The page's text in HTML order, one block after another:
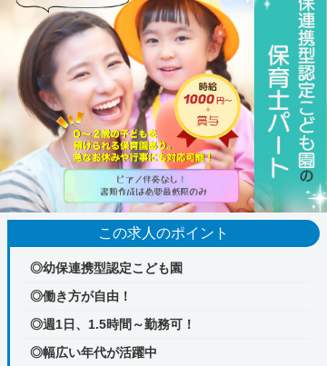
この求人のポイント
◎幼保連携型認定こども園
◎働き方が自由！
◎週1日、1.5時間～勤務可！
◎幅広い年代が活躍中